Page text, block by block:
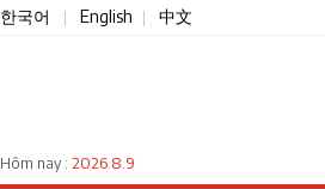
한국어 English 中文
Hôm nay : 2026.8.9